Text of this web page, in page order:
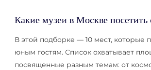
Какие музеи в Москве посетить
В этой подборке — 10 мест, которые
юным гостям. Список охватывает
посвященные разным темам: от